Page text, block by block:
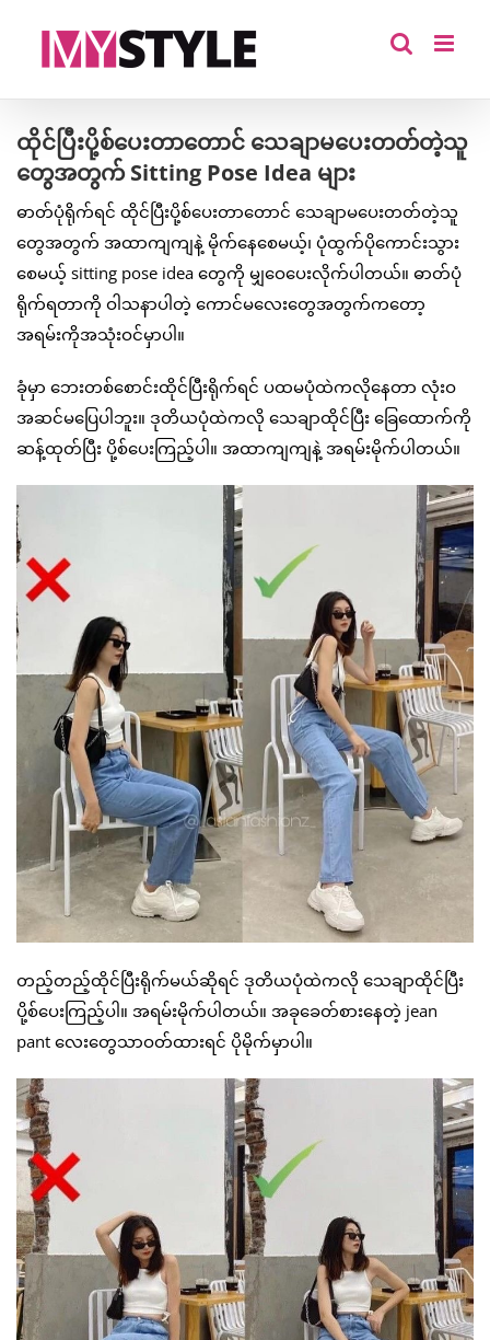
ထိုင်ပြီးပို့စ်ပေးတာတောင် သေချာမပေးတတ်တဲ့သူ
တွေအတွက် Sitting Pose Idea များ
ဓာတ်ပုံရိုက်ရင် ထိုင်ပြီးပို့စ်ပေးတာတောင် သေချာမပေးတတ်တဲ့သူ
တွေအတွက် အထာကျကျနဲ့ မိုက်နေစေမယ့်၊ ပုံထွက်ပိုကောင်းသွား
စေမယ့် sitting pose idea တွေကို မျှဝေပေးလိုက်ပါတယ်။ ဓာတ်ပုံ
ရိုက်ရတာကို ဝါသနာပါတဲ့ ကောင်မလေးတွေအတွက်ကတော့
အရမ်းကိုအသုံးဝင်မှာပါ။
ခုံမှာ ဘေးတစ်စောင်းထိုင်ပြီးရိုက်ရင် ပထမပုံထဲကလိုနေတာ လုံးဝ
အဆင်မပြေပါဘူး။ ဒုတိယပုံထဲကလို သေချာထိုင်ပြီး ခြေထောက်ကို
ဆန့်ထုတ်ပြီး ပို့စ်ပေးကြည့်ပါ။ အထာကျကျနဲ့ အရမ်းမိုက်ပါတယ်။
တည့်တည့်ထိုင်ပြီးရိုက်မယ်ဆိုရင် ဒုတိယပုံထဲကလို သေချာထိုင်ပြီး
ပို့စ်ပေးကြည့်ပါ။ အရမ်းမိုက်ပါတယ်။ အခုခေတ်စားနေတဲ့ jean
pant လေးတွေသာဝတ်ထားရင် ပိုမိုက်မှာပါ။